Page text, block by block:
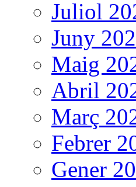
Juliol
Juny
Maig
Abril
Març
Febrer
Gener